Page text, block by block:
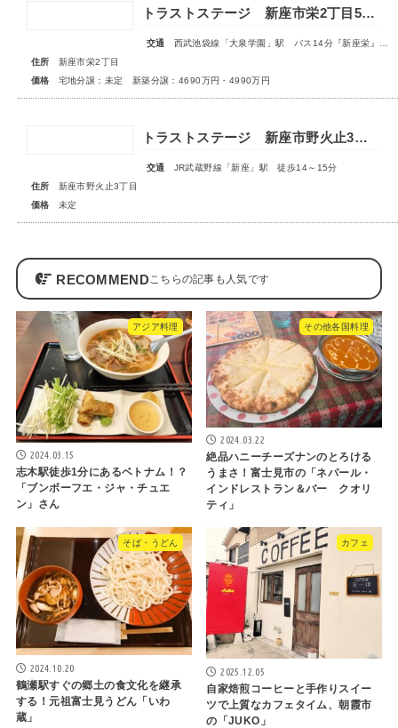
トラストステージ 新座市栄2丁目5期 全9区画 宅地分譲：◇販売予告◇新築分譲：◆販売開始◆
交通
西武池袋線「大泉学園」駅 バス14分『新座栄』停歩5～6分
住所
新座市栄2丁目
価格
宅地分譲：未定 新築分譲：4690万円・4990万円
トラストステージ 新座市野火止3丁目55期 全15区画■第一期分譲 販売予告■
交通
JR武蔵野線「新座」駅 徒歩14～15分
住所
新座市野火止3丁目
価格
未定
RECOMMEND
アジア料理
2024.03.15
志木駅徒歩1分にあるベトナム！？
「ブンボーフエ・ジャ・チュエ
ン」さん
その他各国料理
2024.03.22
絶品ハニーチーズナンのとろける
うまさ！富士見市の「ネパール・
インドレストラン＆バー クオリ
ティ」
そば・うどん
2024.10.20
鶴瀬駅すぐの郷土の食文化を継承
する！元祖富士見うどん「いわ
蔵」
カフェ
2025.12.05
自家焙煎コーヒーと手作りスイー
ツで上質なカフェタイム、朝霞市
の「JUKO」